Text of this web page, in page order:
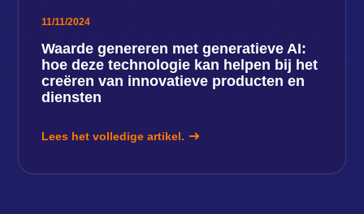
11/11/2024
Waarde genereren met generatieve AI:
hoe deze technologie kan helpen bij het
creëren van innovatieve producten en
diensten
Lees het volledige artikel.